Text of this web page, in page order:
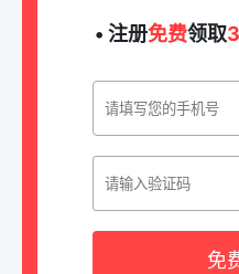
• 注册免费领取
免